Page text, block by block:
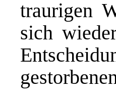
traurigen
sich